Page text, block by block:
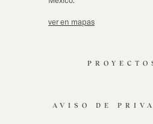
ver en mapas
AVISO DE